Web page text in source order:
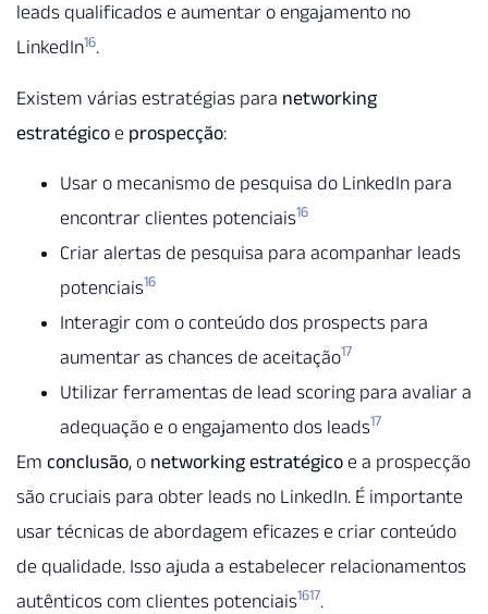
leads qualificados e aumentar o engajamento no
LinkedIn16.
Existem várias estratégias para networking
estratégico e prospecção:
Usar o mecanismo de pesquisa do LinkedIn para
encontrar clientes potenciais16
Criar alertas de pesquisa para acompanhar leads
potenciais16
Interagir com o conteúdo dos prospects para
aumentar as chances de aceitação17
Utilizar ferramentas de lead scoring para avaliar a
adequação e o engajamento dos leads17
Em conclusão, o networking estratégico e a prospecção
são cruciais para obter leads no LinkedIn. É importante
usar técnicas de abordagem eficazes e criar conteúdo
de qualidade. Isso ajuda a estabelecer relacionamentos
autênticos com clientes potenciais1617.